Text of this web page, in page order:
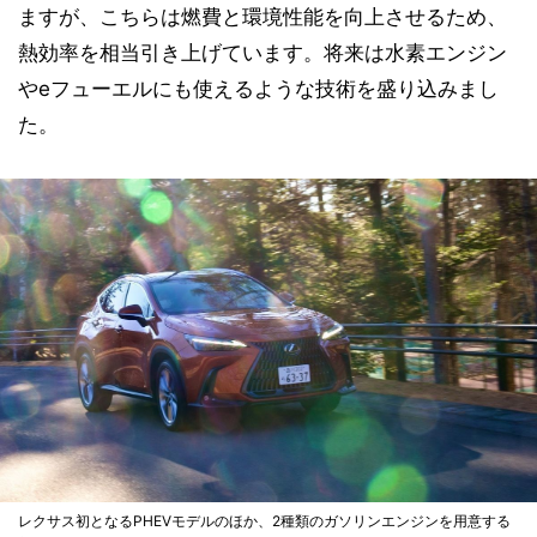
ますが、こちらは燃費と環境性能を向上させるため、
熱効率を相当引き上げています。将来は水素エンジン
やeフューエルにも使えるような技術を盛り込みまし
た。
レクサス初となるPHEVモデルのほか、2種類のガソリンエンジンを用意する